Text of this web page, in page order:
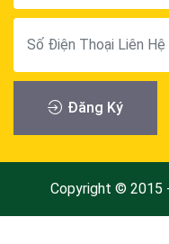
Đăng Ký
Copyright © 2015